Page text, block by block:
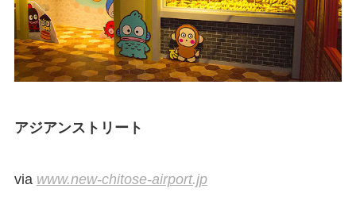
アジアンストリート
via www.new-chitose-airport.jp